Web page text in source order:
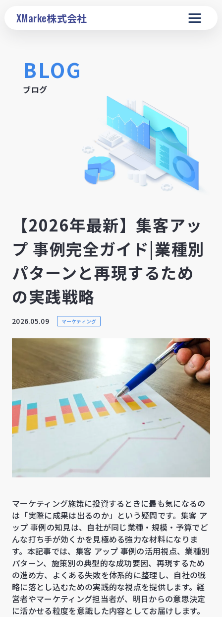
XMarke株式会社
BLOG
ブログ
【2026年最新】集客アッ
プ 事例完全ガイド|業種別
パターンと再現するため
の実践戦略
2026.05.09 マーケティング
マーケティング施策に投資するときに最も気になるの
は「実際に成果は出るのか」という疑問です。集客 ア
ップ 事例の知見は、自社が同じ業種・規模・予算でど
んな打ち手が効くかを見極める強力な材料になりま
す。本記事では、集客 アップ 事例の活用視点、業種別
パターン、施策別の典型的な成功要因、再現するため
の進め方、よくある失敗を体系的に整理し、自社の戦
略に落とし込むための実践的な視点を提供します。経
営者やマーケティング担当者が、明日からの意思決定
に活かせる粒度を意識した内容としてお届けします。